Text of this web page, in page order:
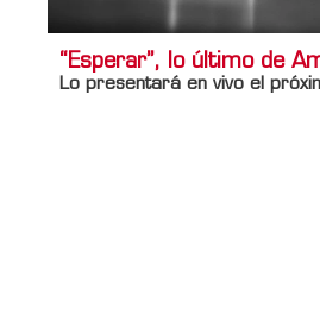
“Esperar”, lo último de
Lo presentará en vivo el